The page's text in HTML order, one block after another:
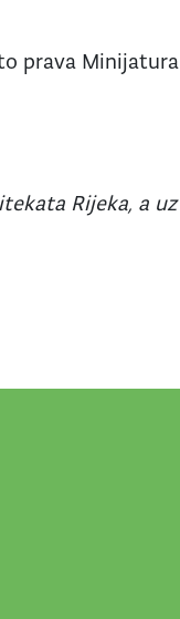
prava Minijatura
Rijeka, a uz